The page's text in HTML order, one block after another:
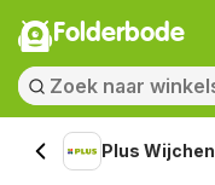
Folderbode
Plus Wijchen